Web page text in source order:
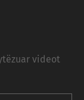
videot